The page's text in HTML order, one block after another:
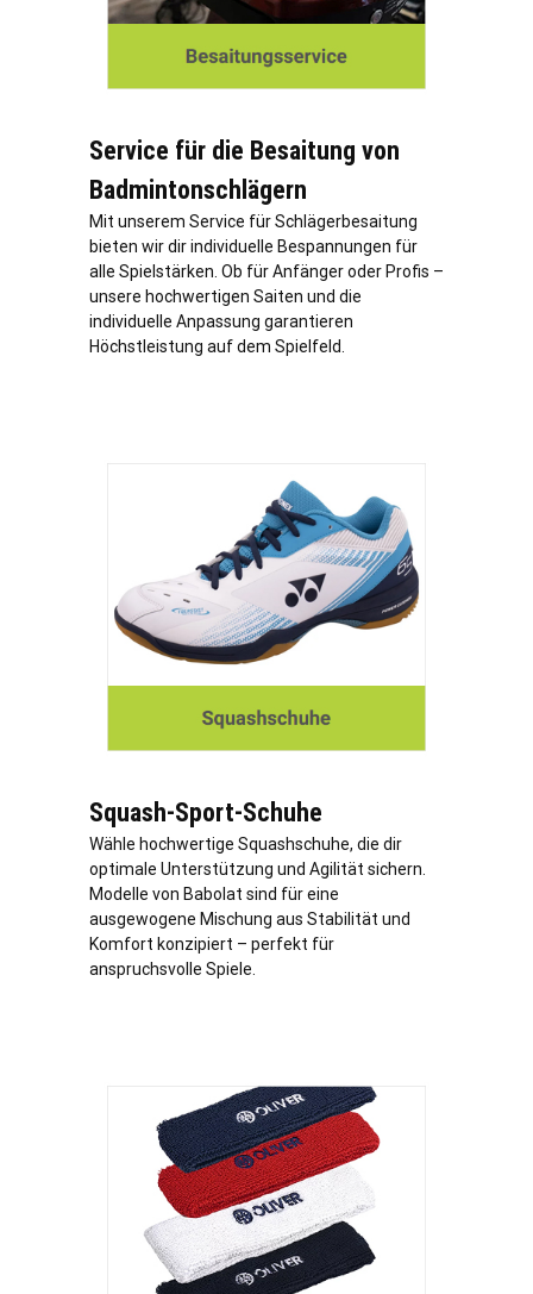
Service für die Besaitung von
Badmintonschlägern
Mit unserem Service für Schlägerbesaitung
bieten wir dir individuelle Bespannungen für
alle Spielstärken. Ob für Anfänger oder Profis –
unsere hochwertigen Saiten und die
individuelle Anpassung garantieren
Höchstleistung auf dem Spielfeld.
Squash-Sport-Schuhe
Wähle hochwertige Squashschuhe, die dir
optimale Unterstützung und Agilität sichern.
Modelle von Babolat sind für eine
ausgewogene Mischung aus Stabilität und
Komfort konzipiert – perfekt für
anspruchsvolle Spiele.